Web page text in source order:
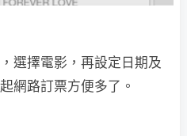
選擇電影，再設定日期及
網路訂票方便多了。